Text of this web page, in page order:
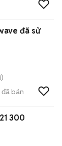
đã sử
đã bán
300